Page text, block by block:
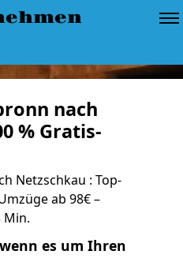
nach
% Gratis-
Netzschkau : Top-
ab 98€ –
Min.
es um Ihren